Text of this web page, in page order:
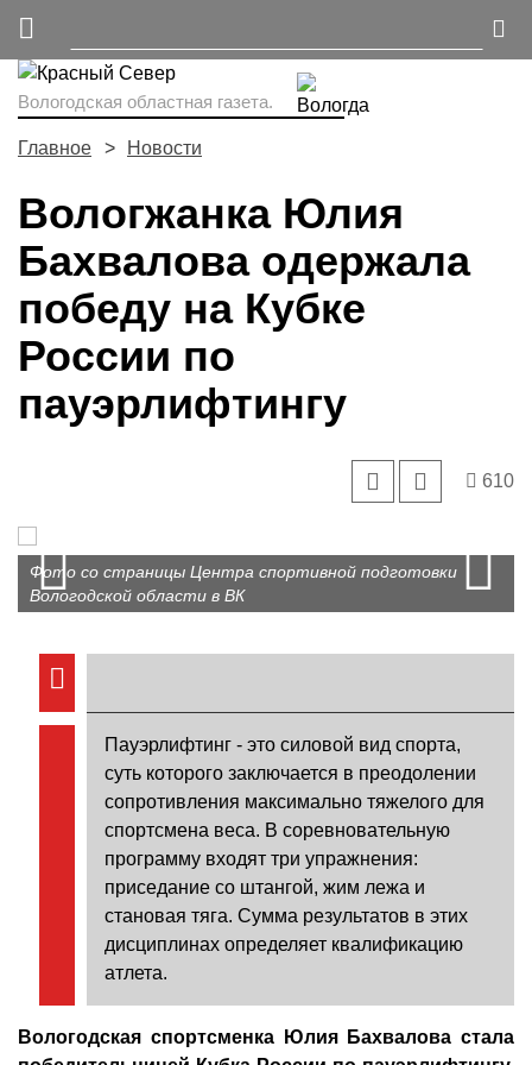
Вологодская областная газета.
Главное Новости
Вологжанка Юлия
Бахвалова одержала
победу на Кубке
России по
пауэрлифтингу
610
Prev
Фото со страницы Центра спортивной подготовки
Вологодской области в ВК
Пауэрлифтинг - это силовой вид спорта,
суть которого заключается в преодолении
сопротивления максимально тяжелого для
спортсмена веса. В соревновательную
программу входят три упражнения:
приседание со штангой, жим лежа и
становая тяга. Сумма результатов в этих
дисциплинах определяет квалификацию
атлета.
Вологодская спортсменка Юлия Бахвалова стала